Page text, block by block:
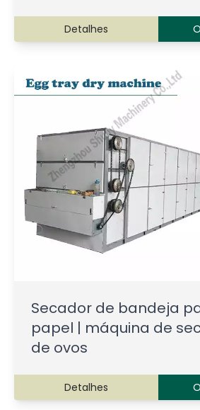
Detalhes
Secador de bandeja
papel | máquina de
de ovos
Detalhes